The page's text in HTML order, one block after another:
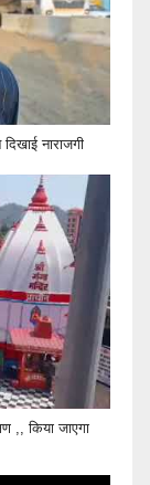
नाराजगी
,, किया जाएगा